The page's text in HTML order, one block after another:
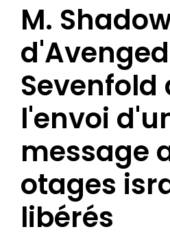
M.
d'Avenged
Sevenfold
l'envoi
message
otages
libérés